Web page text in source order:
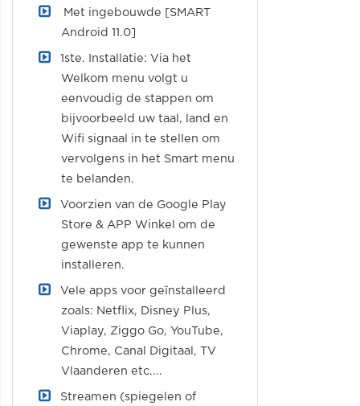
Met ingebouwde [SMART
Android 11.0]
1ste. Installatie: Via het
Welkom menu volgt u
eenvoudig de stappen om
bijvoorbeeld uw taal, land en
Wifi signaal in te stellen om
vervolgens in het Smart menu
te belanden.
Voorzien van de Google Play
Store & APP Winkel om de
gewenste app te kunnen
installeren.
Vele apps voor geïnstalleerd
zoals: Netflix, Disney Plus,
Viaplay, Ziggo Go, YouTube,
Chrome, Canal Digitaal, TV
Vlaanderen etc....
Streamen (spiegelen of